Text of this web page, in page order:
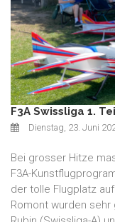
F3A Swissliga 1.
Dienstag, 23. Juni
Bei grosser Hitze
F3A-
der tolle Flugplatz
Romont wurden